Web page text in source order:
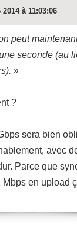
à 11:03:06
peut
seconde (au
»
?
sera bien
avec
Parce que
en upload